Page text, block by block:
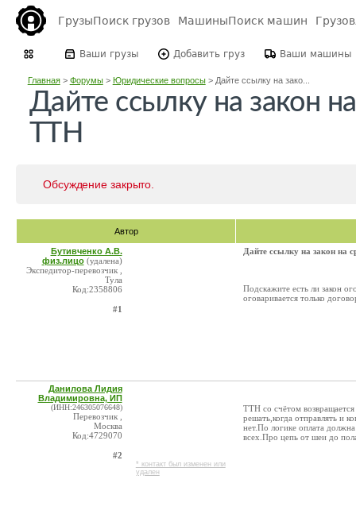
ГрузыПоиск грузов МашиныПоиск машин
Ваши грузы Добавить груз Ваши машины
Главная> Форумы> Юридические вопросы> Дайте ссылку на зако...
Дайте ссылку на закон
ТТН
Обсуждение закрыто.
Автор
Бутивченко А.В.
физ.лицо (удалена)
Экспедитор-перевозчик ,
Тула
Код:2358806
#1
Дайте ссылку на закон на
Подскажите есть ли закон
оговаривается только
Данилова Лидия
Владимировна, ИП
(ИНН:246305076648)
Перевозчик ,
Москва
Код:4729070
#2
* контакт был изменен или
удален
ТТН со счётом
решать,когда отправлять и
нет.По логике оплата
всех.Про цепь от шеи до